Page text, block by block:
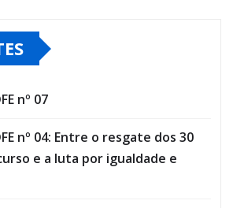
nº 07
nº 04: Entre o resgate dos 30
e a luta por igualdade e